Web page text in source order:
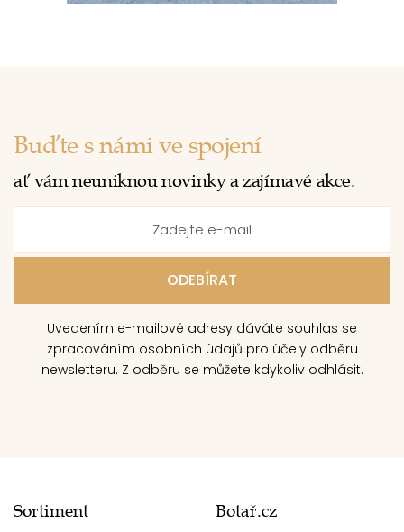
Buďte s námi ve spojení
ať vám neuniknou novinky a zajímavé akce.
Uvedením e-mailové adresy dáváte souhlas se
zpracováním osobních údajů pro účely odběru
newsletteru. Z odběru se můžete kdykoliv odhlásit.
Sortiment Botař.cz